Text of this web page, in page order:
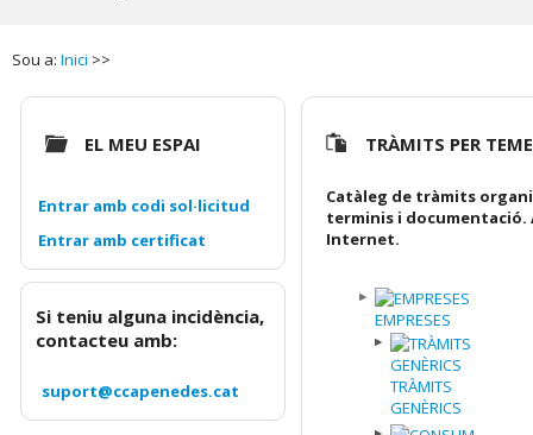
Sou a: Inici >>
TRÀMITS PER
Catàleg de tràmits
terminis i documentació.
Internet.
EMPRESES
TRÀMITS
GENÈRICS
EL MEU ESPAI
Entrar amb codi sol·licitud
Si teniu alguna incidència,
contacteu amb:
suport@ccapenedes.cat